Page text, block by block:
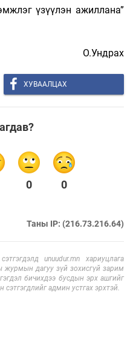
үзүүлэн ажиллана”
О.Ундрах
ХУВААЛЦАХ
0 0
Таны IP: (216.73.216.64)
unuudur.mn хариуцлага
журмын дагуу зүй зохисгүй зарим
бичихдээ бусдын эрх ашгийг
админ устгах эрхтэй.